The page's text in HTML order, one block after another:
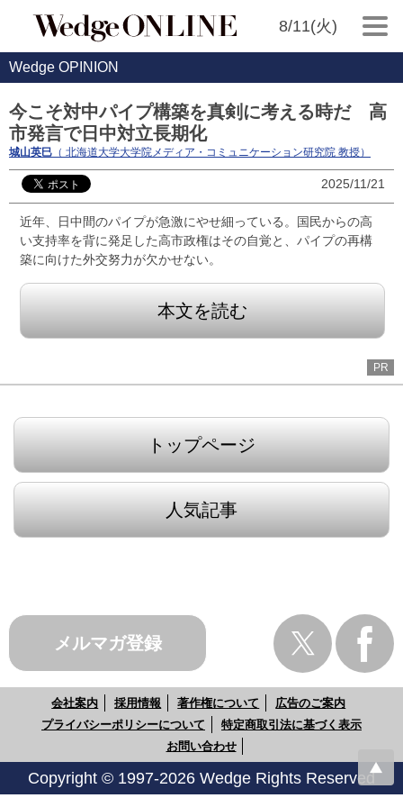
8/11(火)
Wedge OPINION
今こそ対中パイプ構築を真剣に考える時だ 高
市発言で日中対立長期化
城山英巳 （ 北海道大学大学院メディア・コミュニケーション研究院 教授）
2025/11/21
近年、日中間のパイプが急激にやせ細っている。国民からの高
い支持率を背に発足した高市政権はその自覚と、パイプの再構
築に向けた外交努力が欠かせない。
本文を読む
PR
トップページ
人気記事
メルマガ登録
会社案内 採用情報 著作権について
広告のご案内
プライバシーポリシーについて
特定商取引法に基づく表示
お問い合わせ
Copyright © 1997-2026 Wedge Rights Reserved